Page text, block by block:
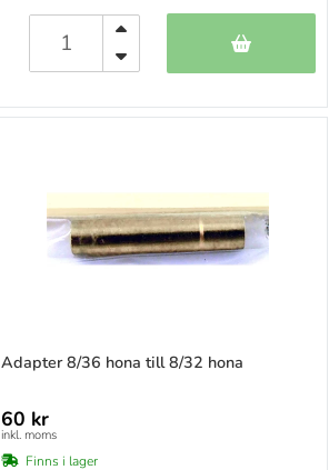
Adapter 8/36 hona till 8/32 hona
60 kr
inkl. moms
Finns i lager